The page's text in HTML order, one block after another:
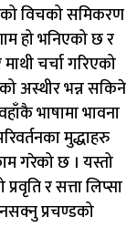
विचको समिकरण
हो भनिएको छ र
चर्चा गरिएको
अस्थीर भन्न सकिने
भाषामा भावना
मुद्धाहरु
गरेको छ । यस्तो
र सत्ता लिप्सा
प्रचण्डको